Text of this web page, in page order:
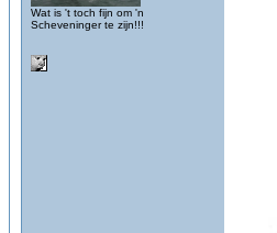
Wat is 't toch fijn om 'n
Scheveninger te zijn!!!